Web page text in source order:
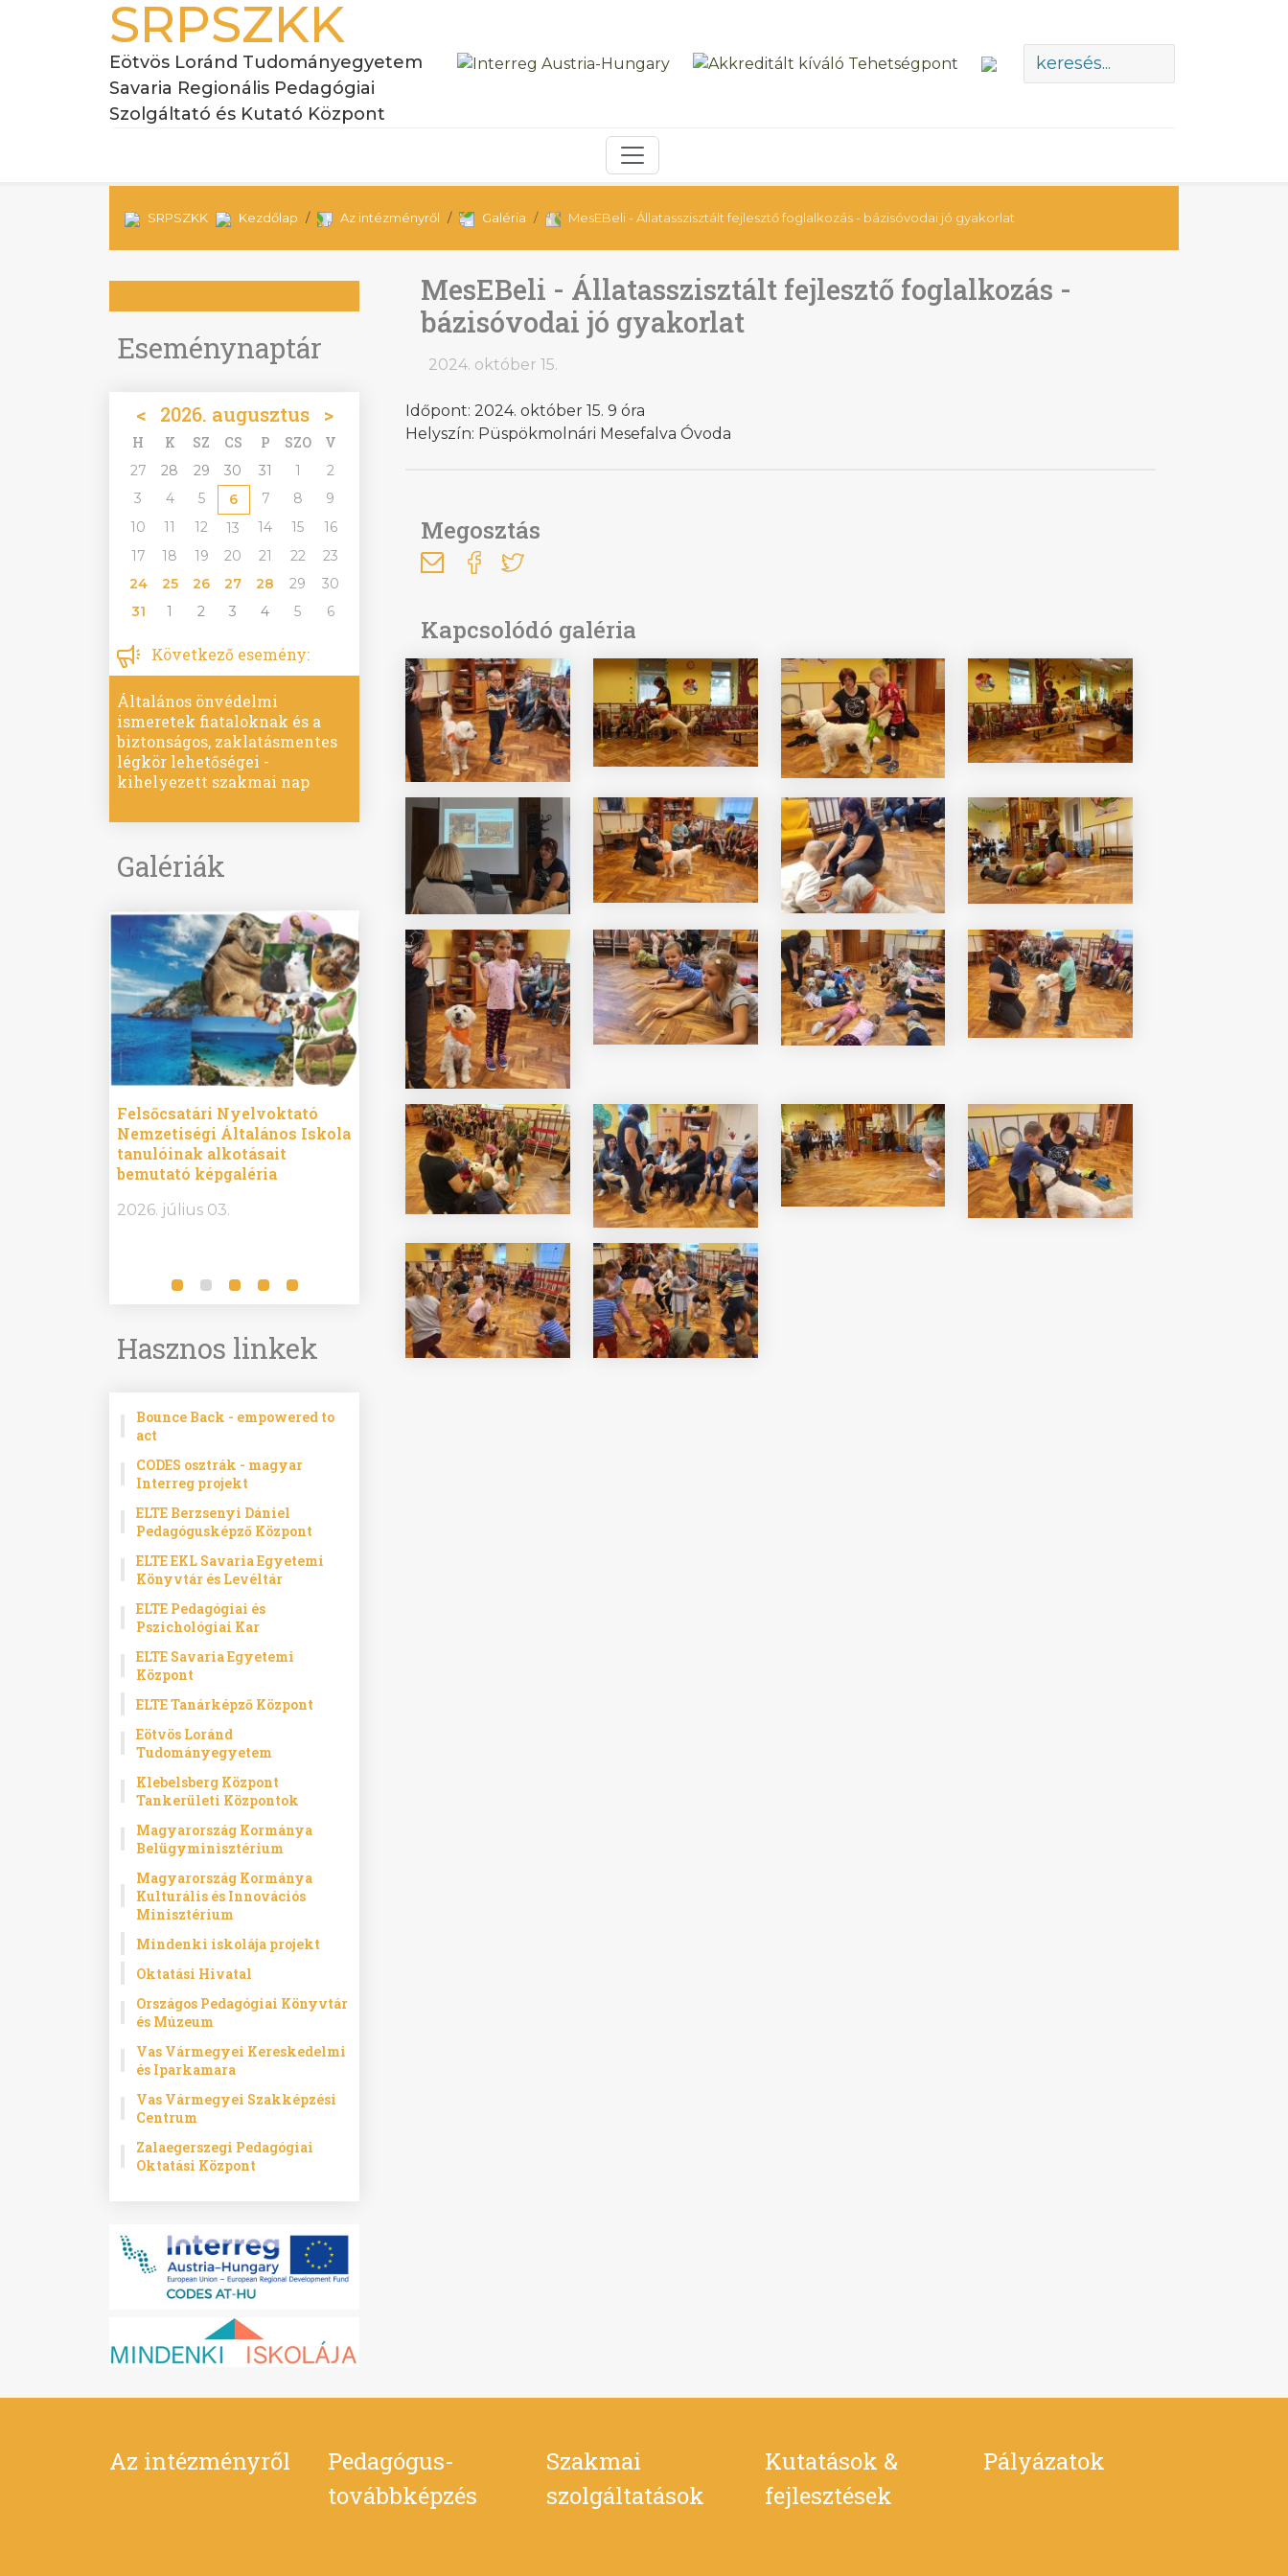
SRPSZKK
Eötvös Loránd Tudományegyetem
Savaria Regionális Pedagógiai
Szolgáltató és Kutató Központ
SRPSZKK Kezdőlap Az intézményről Galéria MesEBeli - Állatasszisztált fejlesztő foglalkozás - bázisóvodai jó gyakorlat
Eseménynaptár
< 2026. augusztus >
H K SZ CS P SZO V
27 28 29 30 31 1
2
3
4 5 6 7 8
9
10
11 12 13 14 15
16
17
18 19 20 21 22
23
24
25 26 27 28 29
30
31
1 2 3 4 5 6
Következő esemény:
Általános önvédelmi
ismeretek fiataloknak és a
biztonságos, zaklatásmentes
légkör lehetőségei -
kihelyezett szakmai nap
Galériák
Felsőcsatári Nyelvoktató
Nemzetiségi Általános Iskola
tanulóinak alkotásait
bemutató képgaléria
2026. július 03.
Győrvári Béri Balogh Ádám
Általános
Iskola diákjainak alkotásait
bemutató képgaléria
2026. július 03.
Hatos Ferenc Általános
Iskola és Alapfokú Művészeti
Iskola fiataljainak alkotásait
bemutató képgaléria
2026. július 03.
Hasznos linkek
Bounce Back - empowered to
act
CODES osztrák - magyar
Interreg projekt
ELTE Berzsenyi Dániel
Pedagógusképző Központ
ELTE EKL Savaria Egyetemi
Könyvtár és Levéltár
ELTE Pedagógiai és
Pszichológiai Kar
ELTE Savaria Egyetemi
Központ
ELTE Tanárképző Központ
Eötvös Loránd
Tudományegyetem
Klebelsberg Központ
Tankerületi Központok
Magyarország Kormánya
Belügyminisztérium
Magyarország Kormánya
Kulturális és Innovációs
Minisztérium
Mindenki iskolája projekt
Oktatási Hivatal
Országos Pedagógiai Könyvtár
és Múzeum
Vas Vármegyei Kereskedelmi
és Iparkamara
Vas Vármegyei Szakképzési
Centrum
Zalaegerszegi Pedagógiai
Oktatási Központ
MesEBeli - Állatasszisztált fejlesztő foglalkozás -
bázisóvodai jó gyakorlat
2024. október 15.
Időpont: 2024. október 15. 9 óra
Helyszín: Püspökmolnári Mesefalva Óvoda
Megosztás
Kapcsolódó galéria
Az intézményről
Pedagógus-
továbbképzés
Szakmai
szolgáltatások
Kutatások &
fejlesztések
Pályázatok